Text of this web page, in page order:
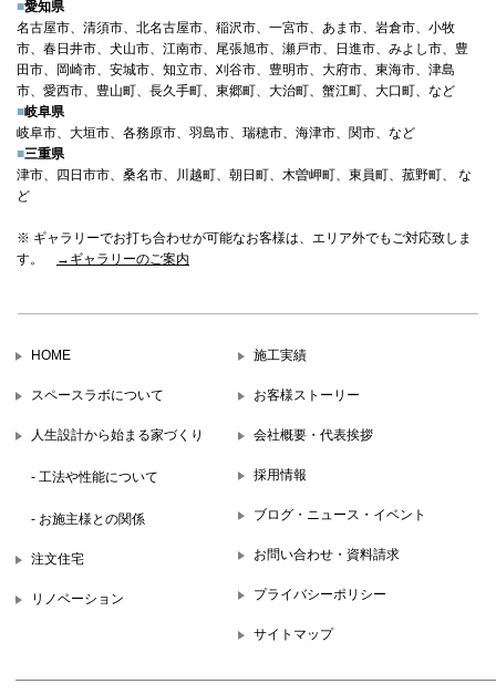
■愛知県
名古屋市、清須市、北名古屋市、稲沢市、一宮市、あま市、岩倉市、小牧
市、春日井市、犬山市、江南市、尾張旭市、瀬戸市、日進市、みよし市、豊
田市、岡崎市、安城市、知立市、刈谷市、豊明市、大府市、東海市、津島
市、愛西市、豊山町、長久手町、東郷町、大治町、蟹江町、大口町、など
■岐阜県
岐阜市、大垣市、各務原市、羽島市、瑞穂市、海津市、関市、など
■三重県
津市、四日市市、桑名市、川越町、朝日町、木曽岬町、東員町、菰野町、 な
ど
※ ギャラリーでお打ち合わせが可能なお客様は、エリア外でもご対応致しま
す。
→ギャラリーのご案内
HOME
スペースラボについて
人生設計から始まる家づくり
- 工法や性能について
- お施主様との関係
注文住宅
リノベーション
施工実績
お客様ストーリー
会社概要・代表挨拶
採用情報
ブログ・ニュース・イベント
お問い合わせ・資料請求
プライバシーポリシー
サイトマップ